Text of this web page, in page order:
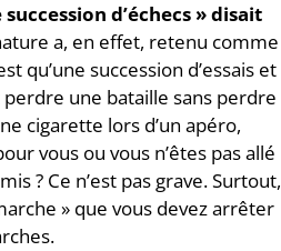
d’échecs » disait
a, en effet, retenu comme
qu’une succession d’essais et
perdre une bataille sans perdre
cigarette lors d’un apéro,
vous ou vous n’êtes pas allé
? Ce n’est pas grave. Surtout,
» que vous devez arrêter